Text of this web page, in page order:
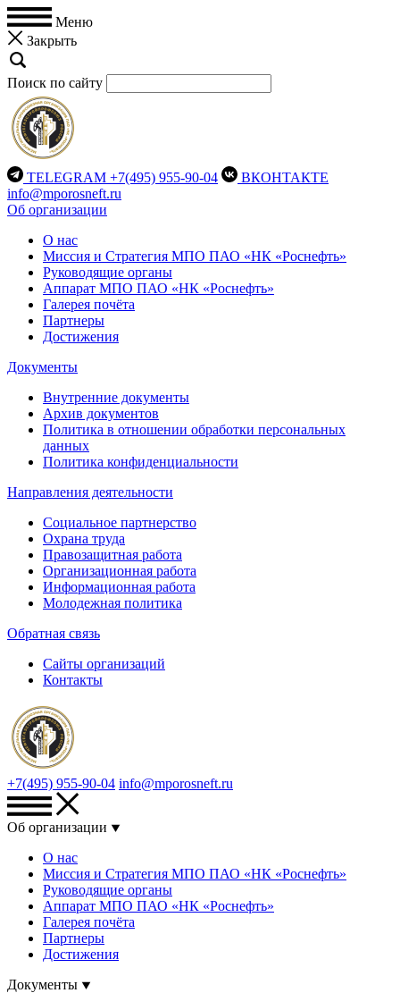
Меню
Закрыть
Поиск по сайту
TELEGRAM +7(495) 955-90-04
ВКОНТАКТЕ
info@mporosneft.ru
Об организации
О нас
Миссия и Стратегия МПО ПАО «НК «Роснефть»
Руководящие органы
Аппарат МПО ПАО «НК «Роснефть»
Галерея почёта
Партнеры
Достижения
Документы
Внутренние документы
Архив документов
Политика в отношении обработки персональных
данных
Политика конфиденциальности
Направления деятельности
Социальное партнерство
Охрана труда
Правозащитная работа
Организационная работа
Информационная работа
Молодежная политика
Обратная связь
Сайты организаций
Контакты
+7(495) 955-90-04 info@mporosneft.ru
Об организации
О нас
Миссия и Стратегия МПО ПАО «НК «Роснефть»
Руководящие органы
Аппарат МПО ПАО «НК «Роснефть»
Галерея почёта
Партнеры
Достижения
Документы